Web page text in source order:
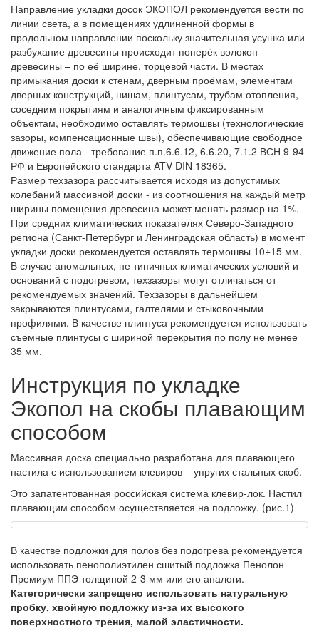
Направление укладки досок ЭКОПОЛ рекомендуется вести по
линии света, а в помещениях удлиненной формы в
продольном направлении поскольку значительная усушка или
разбухание древесины происходит поперёк волокон
древесины – по её ширине, торцевой части. В местах
примыкания доски к стенам, дверным проёмам, элементам
дверных конструкций, нишам, плинтусам, трубам отопления,
соседним покрытиям и аналогичным фиксированным
объектам, необходимо оставлять термошвы (технологические
зазоры, компенсационные швы), обеспечивающие свободное
движение пола - требование п.п.6.6.12, 6.6.20, 7.1.2 ВСН 9-94
РФ и Европейского стандарта ATV DIN 18365.
Размер техзазора рассчитывается исходя из допустимых
колебаний массивной доски - из соотношения на каждый метр
ширины помещения древесина может менять размер на 1%.
При средних климатических показателях Северо-Западного
региона (Санкт-Петербург и Ленинградская область) в момент
укладки доски рекомендуется оставлять термошвы 10÷15 мм.
В случае аномальных, не типичных климатических условий и
оснований с подогревом, техзазоры могут отличаться от
рекомендуемых значений. Техзазоры в дальнейшем
закрываются плинтусами, галтелями и стыковочными
профилями. В качестве плинтуса рекомендуется использовать
съемные плинтусы с шириной перекрытия по полу не менее
35 мм.
Инструкция по укладке
Экопол на скобы плавающим
способом
Массивная доска специально разработана для плавающего
настила с использованием клевиров – упругих стальных скоб.
Это запатентованная российская система клевир-лок. Настил
плавающим способом осуществляется на подложку. (рис.1)
В качестве подложки для полов без подогрева рекомендуется
использовать пенополиэтилен сшитый подложка Пенолон
Премиум ППЭ толщиной 2-3 мм или его аналоги.
Категорически запрещено использовать натуральную
пробку, хвойную подложку из-за их высокого
поверхностного трения, малой эластичности.